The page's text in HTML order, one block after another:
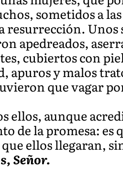
sometidos a
resurrección.
apedreados,
cubiertos con
apuros y malos
que vagar
ellos, aunque
de la promesa: es
ellos llegaran,
Señor.